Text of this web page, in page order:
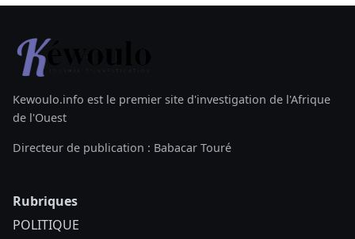
Kewoulo.info est le premier site d'investigation de l'Afrique
de l'Ouest
Directeur de publication : Babacar Touré
Rubriques
POLITIQUE